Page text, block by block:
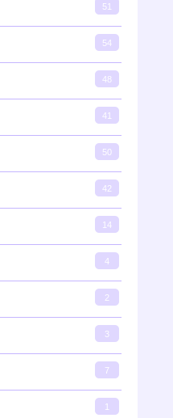
51
54
48
41
50
42
14
4
2
3
7
1